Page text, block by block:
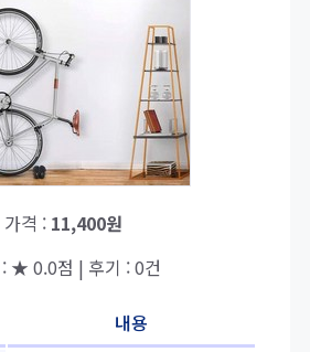
가격 : 11,400원
★ 0.0점 | 후기 : 0건
내용